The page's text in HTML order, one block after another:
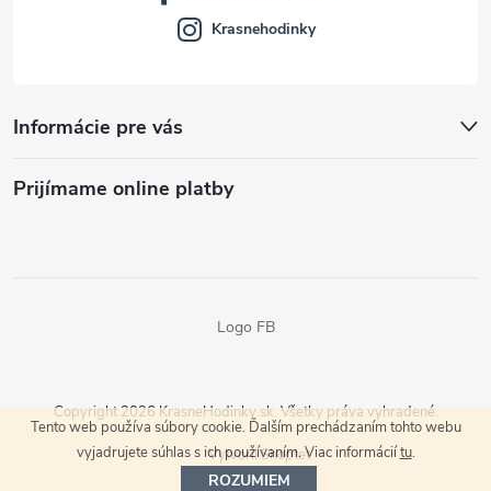
Tento web používa súbory cookie. Ďalším prechádzaním tohto webu
vyjadrujete súhlas s ich používaním. Viac informáciítu.
ROZUMIEM
Informácie pre vás
Prijímame online platby
Krasnehodinky
Logo FB
Vytvoril Shoptet
Copyright 2026 KrasneHodinky.sk. Všetky práva vyhradené.